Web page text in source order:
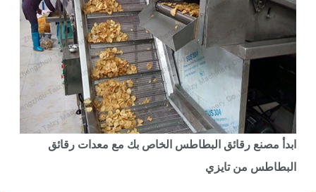
ابدأ مصنع رقائق البطاطس الخاص بك مع معدات رقائق
البطاطس من تايزي